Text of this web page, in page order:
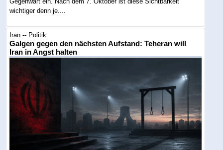
wichtiger denn je....
Iran -- Politik
Galgen gegen den nächsten Aufstand: Teheran will
Iran in Angst halten